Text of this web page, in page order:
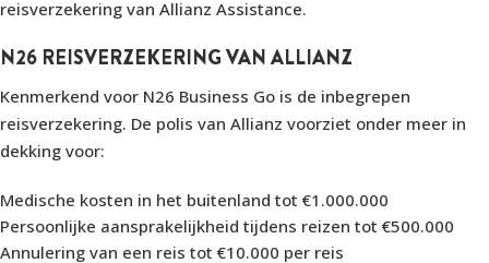
reisverzekering van Allianz Assistance.
N26 REISVERZEKERING VAN ALLIANZ
Kenmerkend voor N26 Business Go is de inbegrepen
reisverzekering. De polis van Allianz voorziet onder meer in
dekking voor:
Medische kosten in het buitenland tot €1.000.000
Persoonlijke aansprakelijkheid tijdens reizen tot €500.000
Annulering van een reis tot €10.000 per reis